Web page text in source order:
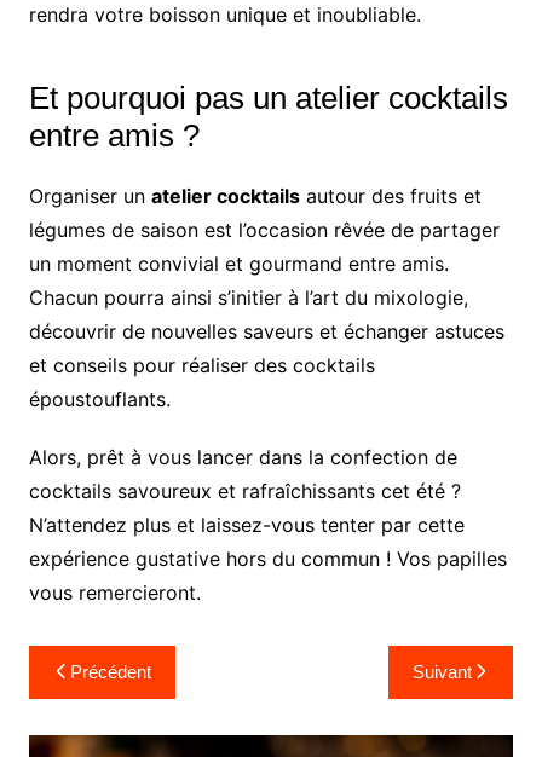
rendra votre boisson unique et inoubliable.
Et pourquoi pas un atelier cocktails
entre amis ?
Organiser un atelier cocktailsautour des fruits et
légumes de saison est l’occasion rêvée de partager
un moment convivial et gourmand entre amis.
Chacun pourra ainsi s’initier à l’art du mixologie,
découvrir de nouvelles saveurs et échanger astuces
et conseils pour réaliser des cocktails
époustouflants.
Alors, prêt à vous lancer dans la confection de
cocktails savoureux et rafraîchissants cet été ?
N’attendez plus et laissez-vous tenter par cette
expérience gustative hors du commun ! Vos papilles
vous remercieront.
Navigation
de
l’article
Précédent Suivant